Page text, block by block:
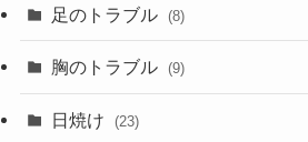
足のトラブル (8)
胸のトラブル (9)
日焼け (23)